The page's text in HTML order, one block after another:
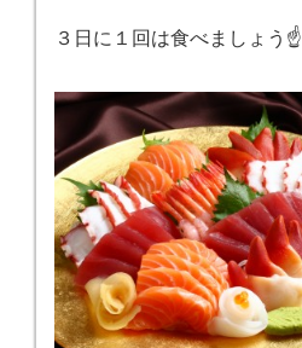
３日に１回は食べましょう☝️